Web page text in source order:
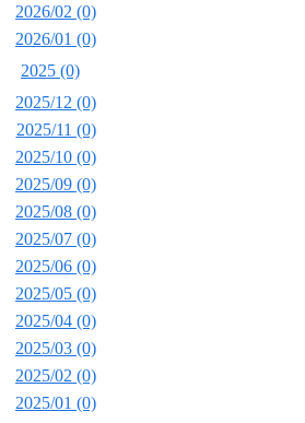
2026/02 (0)
2026/01 (0)
2025 (0)
2025/12 (0)
2025/11 (0)
2025/10 (0)
2025/09 (0)
2025/08 (0)
2025/07 (0)
2025/06 (0)
2025/05 (0)
2025/04 (0)
2025/03 (0)
2025/02 (0)
2025/01 (0)